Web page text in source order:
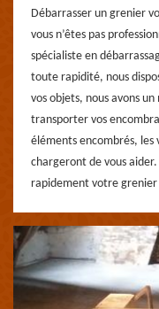
Débarrasser un grenier
vous n’êtes pas
spécialiste en
toute rapidité, nous
vos objets, nous avons
transporter vos
éléments encombrés, les
chargeront de vous
rapidement votre grenier